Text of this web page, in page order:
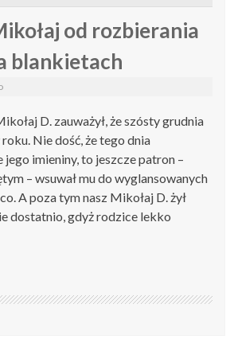
od rozbierania
blankietach
D. zauważył, że szósty grudnia
Nie dość, że tego dnia
imieniny, to jeszcze patron –
– wsuwał mu do wyglansowanych
A poza tym nasz Mikołaj D. żył
dostatnio, gdyż rodzice lekko